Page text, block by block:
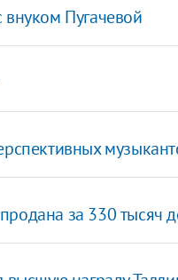
Пугачевой
за 330 тысяч